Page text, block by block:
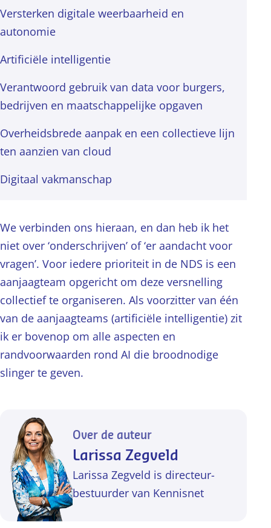
Versterken digitale weerbaarheid en
autonomie
Artificiële intelligentie
Verantwoord gebruik van data voor burgers,
bedrijven en maatschappelijke opgaven
Overheidsbrede aanpak en een collectieve lijn
ten aanzien van cloud
Digitaal vakmanschap
We verbinden ons hieraan, en dan heb ik het
niet over ‘onderschrijven’ of ‘er aandacht voor
vragen’. Voor iedere prioriteit in de NDS is een
aanjaagteam opgericht om deze versnelling
collectief te organiseren. Als voorzitter van één
van de aanjaagteams (artificiële intelligentie) zit
ik er bovenop om alle aspecten en
randvoorwaarden rond AI die broodnodige
slinger te geven.
Over de auteur
Larissa Zegveld
Larissa Zegveld is directeur-
bestuurder van Kennisnet